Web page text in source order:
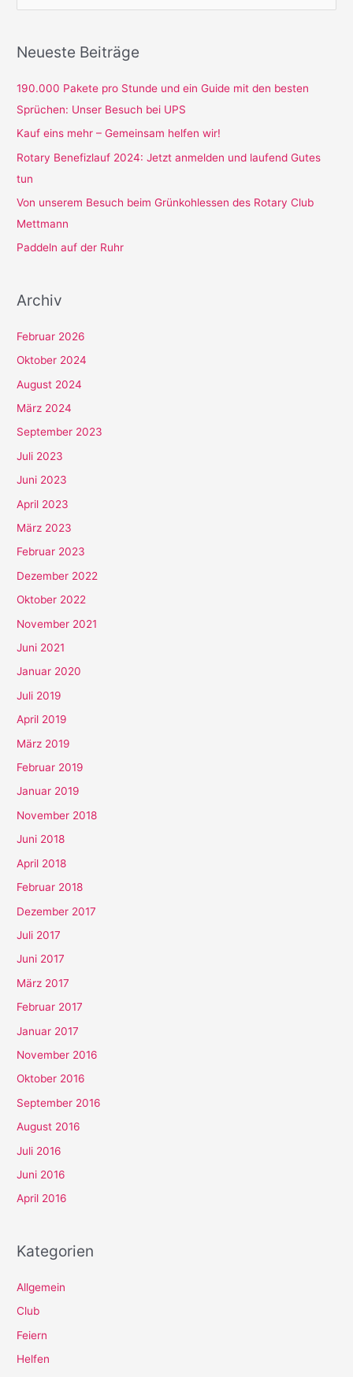
h
c
h
:
Neueste Beiträge
190.000 Pakete pro Stunde und ein Guide mit den besten
Sprüchen: Unser Besuch bei UPS
Kauf eins mehr – Gemeinsam helfen wir!
Rotary Benefizlauf 2024: Jetzt anmelden und laufend Gutes
tun
Von unserem Besuch beim Grünkohlessen des Rotary Club
Mettmann
Paddeln auf der Ruhr
Archiv
Februar 2026
Oktober 2024
August 2024
März 2024
September 2023
Juli 2023
Juni 2023
April 2023
März 2023
Februar 2023
Dezember 2022
Oktober 2022
November 2021
Juni 2021
Januar 2020
Juli 2019
April 2019
März 2019
Februar 2019
Januar 2019
November 2018
Juni 2018
April 2018
Februar 2018
Dezember 2017
Juli 2017
Juni 2017
März 2017
Februar 2017
Januar 2017
November 2016
Oktober 2016
September 2016
August 2016
Juli 2016
Juni 2016
April 2016
Kategorien
Allgemein
Club
Feiern
Helfen